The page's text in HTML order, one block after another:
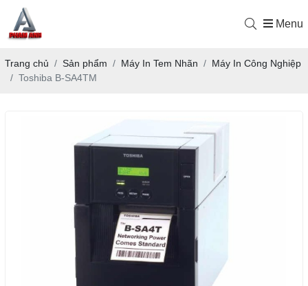
Menu
Trang chủ Sản phẩm Máy In Tem Nhãn
Máy In Công Nghiệp
Toshiba B-SA4TM